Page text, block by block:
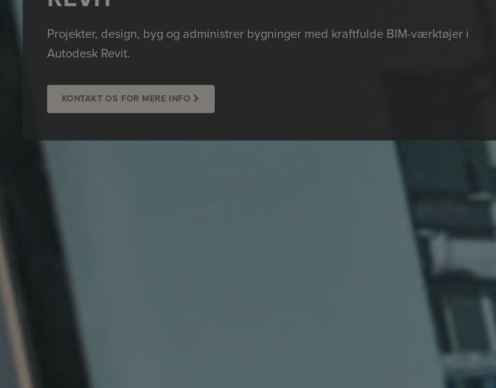
Projekter, design, byg og administrer bygninger med kraftfulde BIM-værktøjer i
Autodesk Revit.
KONTAKT OS FOR MERE INFO